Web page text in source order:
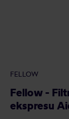
FELLOW
Fellow -
ekspresu